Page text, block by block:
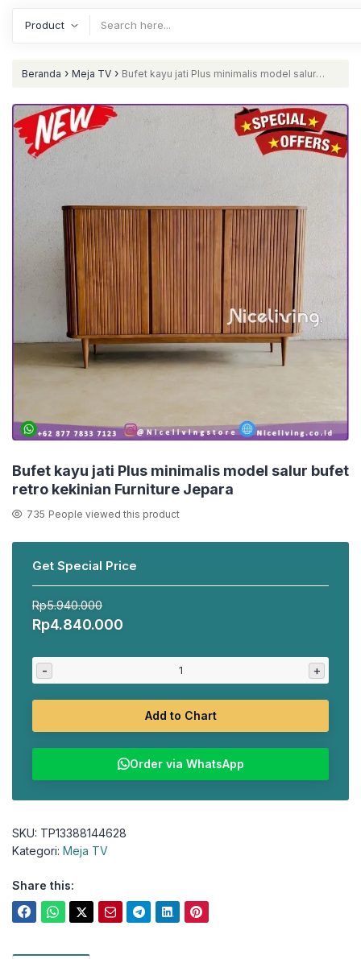
Beranda › Meja TV › Bufet kayu jati Plus minimalis model salur
Bufet kayu jati Plus minimalis model salur bufet
retro kekinian Furniture Jepara
735 People viewed this product
Get Special Price
Rp5.940.000
Harga
adalah:
Rp5.940.000.
Rp4.840.000
ini
- +
Add to Chart
Order via WhatsApp
SKU: TP13388144628
Kategori: Meja TV
Share this: